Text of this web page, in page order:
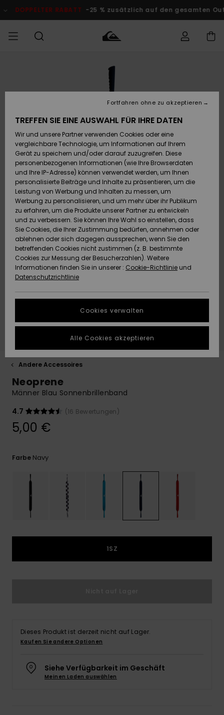
ProduktinformationRABATT -25 % zusätzlich auf den gesamten Outlet-
Kleidung
Accessoires
Schuhe&
Flip-Flops
Surf
Snow
Brandneu
Highlights
Kleidung
Accessoires
Schuhe&
Flip-Flops
Surf
Snow
Brandneu
Highlights
FRAUEN
Brandneu
Highlights
Snow
SURF
Surf Shop
Männer
Kinder
Highlights
Community
SNOW
Snow Shop
Männer
Snow Shop
Kinder
Snow Shop
Damen
Highlights
Community
DOPPELTER
RABATT
Outlet
Herren
KINDER
Outlet
Frauen
HILFE & KONTAKT
Auf meine
Bestellung
zugreifen
Retouren
Bezahlung
Geschenkkarte
Quiksilver
Freedom
Datenschutz
Starten Sie eine
um die
schnellste
Antwort auf Ihre
Finden Sie
Antworten auf
ansehen
NACHHALTIGKEIT
SHOPS
QUIKSILVER APP
WUNSCHLISTE
Andere Accessoires
Neoprene
Männer Blau Sonnenbrillenband
4.7
(16 Bewertungen)
5,00 €
Farbe Navy
1SZ
Dieses Produkt ist derzeit nicht auf Lager.
Kaufen Sie andere Optionen
Siehe Verfügbarkeit im Geschäft
Meinen Laden auswählen
TREFFEN SIE EINE AUSWAHL FÜR IHRE DATEN
Wir und unsere Partner verwenden Cookies oder eine
vergleichbare Technologie, um Informationen auf Ihrem
Gerät zu speichern und/oder darauf zuzugreifen. Diese
personenbezogenen Informationen (wie Ihre Browserdaten
und Ihre IP-Adresse) können verwendet werden, um Ihnen
personalisierte Beiträge und Inhalte zu präsentieren, um die
Leistung von Werbung und Inhalten zu messen, um
Werbung zu personalisieren, und um mehr über ihr Publikum
zu erfahren, um die Produkte unserer Partner zu entwickeln
und zu verbessern. Sie können Ihre Wahl so einstellen, dass
Sie Cookies, die Ihrer Zustimmung bedürfen, annehmen oder
ablehnen oder sich dagegen aussprechen, wenn Sie den
betreffenden Cookies nicht zustimmen (z. B. bestimmte
Cookies zur Messung der Besucherzahlen). Weitere
Informationen finden Sie in unserer : Cookie-Richtlinie und
Datenschutzrichtlinie
Cookies verwalten
Fortfahren ohne zu akzeptieren
Alle Cookies akzeptieren